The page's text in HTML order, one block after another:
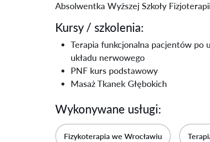
Absolwentka Wyższej Szkoły
Kursy / szkolenia:
Terapia funkcjonalna pacjentów po
układu nerwowego
PNF kurs podstawowy
Masaż Tkanek Głębokich
Wykonywane usługi:
Fizykoterapia we Wrocławiu